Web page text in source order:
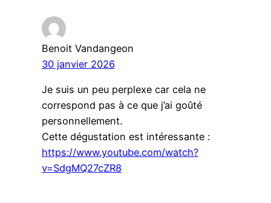
Benoit Vandangeon
30 janvier 2026
Je suis un peu perplexe car cela ne
correspond pas à ce que j’ai goûté
personnellement.
Cette dégustation est intéressante :
https://www.youtube.com/watch?
v=SdgMQ27cZR8